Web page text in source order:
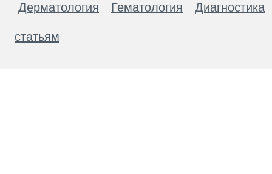
Дерматология Гематология Диагностика
статьям